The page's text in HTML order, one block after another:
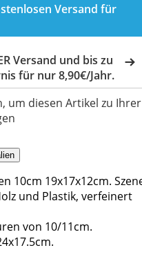
Versand für
Versand und bis zu
für nur 8,90€/Jahr.
um diesen Artikel zu Ihrer
10cm 19x17x12cm.
und Plastik, verfeinert
von 10/11cm.